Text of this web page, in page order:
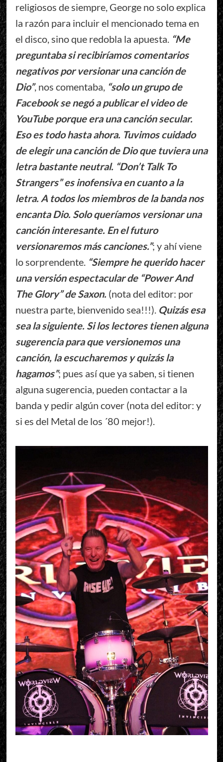
religiosos de siempre, George no solo explica
la razón para incluir el mencionado tema en
el disco, sino que redobla la apuesta. “Me
preguntaba si recibiríamos comentarios
negativos por versionar una canción de
Dio”, nos comentaba, “solo un grupo de
Facebook se negó a publicar el video de
YouTube porque era una canción secular.
Eso es todo hasta ahora. Tuvimos cuidado
de elegir una canción de Dio que tuviera una
letra bastante neutral. “Don’t Talk To
Strangers” es inofensiva en cuanto a la
letra. A todos los miembros de la banda nos
encanta Dio. Solo queríamos versionar una
canción interesante. En el futuro
versionaremos más canciones.”; y ahí viene
lo sorprendente. “Siempre he querido hacer
una versión espectacular de “Power And
The Glory” de Saxon. (nota del editor: por
nuestra parte, bienvenido sea!!!). Quizás esa
sea la siguiente. Si los lectores tienen alguna
sugerencia para que versionemos una
canción, la escucharemos y quizás la
hagamos”; pues así que ya saben, si tienen
alguna sugerencia, pueden contactar a la
banda y pedir algún cover (nota del editor: y
si es del Metal de los ´80 mejor!).